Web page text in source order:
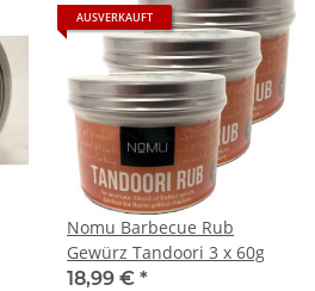
AUSVERKAUFT
Nomu Barbecue Rub
Gewürz Tandoori 3 x 60g
18,99 € *